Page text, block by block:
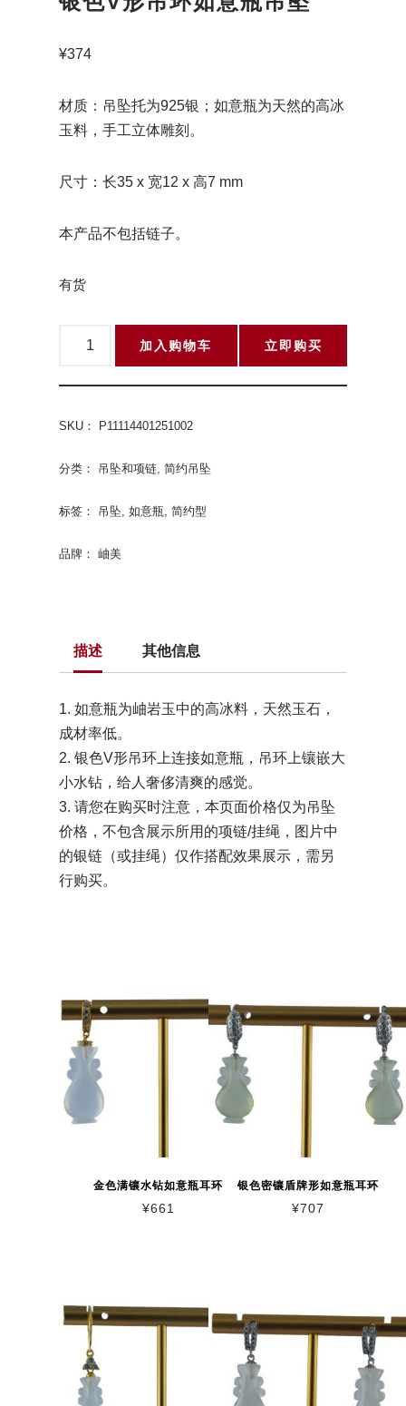
¥374
材质：吊坠托为925银；如意瓶为天然的高冰
玉料，手工立体雕刻。
尺寸：长35 x 宽12 x 高7 mm
本产品不包括链子。
有货
加入购物车 立即购买
SKU： P11114401251002
分类： 吊坠和项链, 简约吊坠
标签： 吊坠, 如意瓶, 简约型
品牌： 岫美
描述 其他信息
1. 如意瓶为岫岩玉中的高冰料，天然玉石，
成材率低。
2. 银色V形吊环上连接如意瓶，吊环上镶嵌大
小水钻，给人奢侈清爽的感觉。
3. 请您在购买时注意，本页面价格仅为吊坠
价格，不包含展示所用的项链/挂绳，图片中
的银链（或挂绳）仅作搭配效果展示，需另
行购买。
金色满镶水钻如意瓶耳环
¥661
银色密镶盾牌形如意瓶耳环
¥707